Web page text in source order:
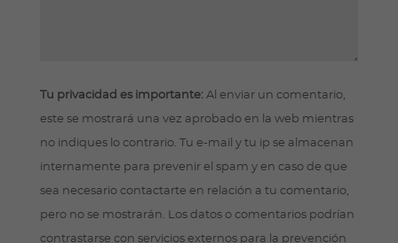
Tu privacidad es importante:Al enviar un comentario,
este se mostrará una vez aprobado en la web mientras
no indiques lo contrario. Tu e-mail y tu ip se almacenan
internamente para prevenir el spam y en caso de que
sea necesario contactarte en relación a tu comentario,
pero no se mostrarán. Los datos o comentarios podrían
contrastarse con servicios externos para la prevención